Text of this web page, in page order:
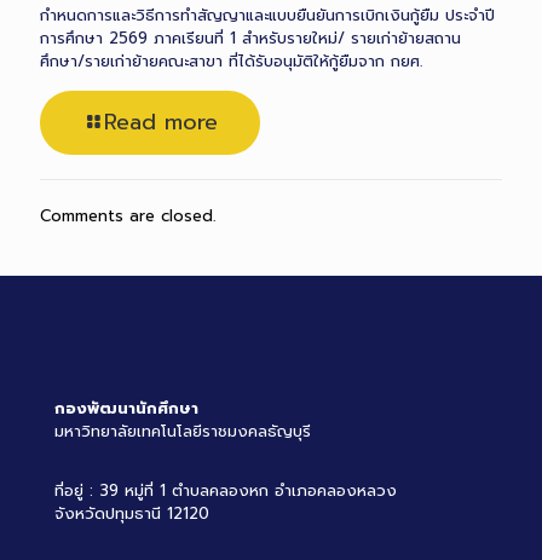
กำหนดการและวิธีการทำสัญญาและแบบยืนยันการเบิกเงินกู้ยืม ประจำปี
การศึกษา 2569 ภาคเรียนที่ 1 สำหรับรายใหม่/ รายเก่าย้ายสถาน
ศึกษา/รายเก่าย้ายคณะสาขา ที่ได้รับอนุมัติให้กู้ยืมจาก กยศ.
Read more
Comments are closed.
กองพัฒนานักศึกษา
มหาวิทยาลัยเทคโนโลยีราชมงคลธัญบุรี
ที่อยู่ : 39 หมู่ที่ 1 ตำบลคลองหก อำเภอคลองหลวง
จังหวัดปทุมธานี 12120